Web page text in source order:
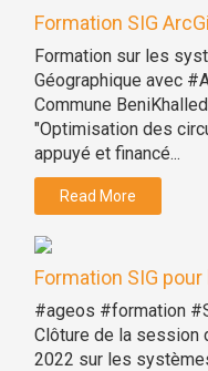
Formation SIG
Formation sur les
Géographique avec
Commune
"Optimisation des
appuyé et financé...
Read More
Formation SIG
#ageos #formation
Clôture de la session
2022 sur les